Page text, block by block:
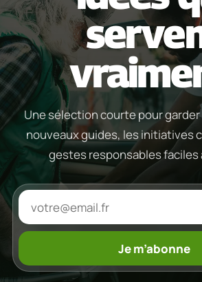
Une sélection courte pour garder
nouveaux guides, les initiatives
gestes responsables faciles
Je m’abonne